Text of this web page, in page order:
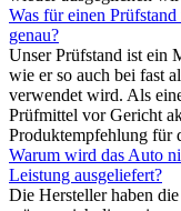
Was für einen
genau?
Unser Prüfstand ist ein
wie er so auch bei fast
verwendet wird. Als
Prüfmittel vor Gericht
Produktempfehlung für
Warum wird das Auto
Leistung ausgeliefert?
Die Hersteller haben